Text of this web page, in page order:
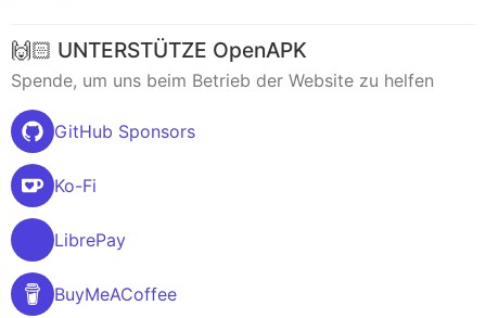
🙌🏻 UNTERSTÜTZE OpenAPK
Spende, um uns beim Betrieb der Website zu helfen
GitHub Sponsors
Ko-Fi
LibrePay
BuyMeACoffee